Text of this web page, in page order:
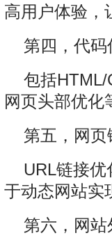
高用户体验，
第四，代码
包括
网页头部优化
第五，网
URL链接
于动态网站实
第六，网